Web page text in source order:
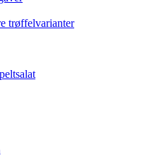
trøffelvarianter